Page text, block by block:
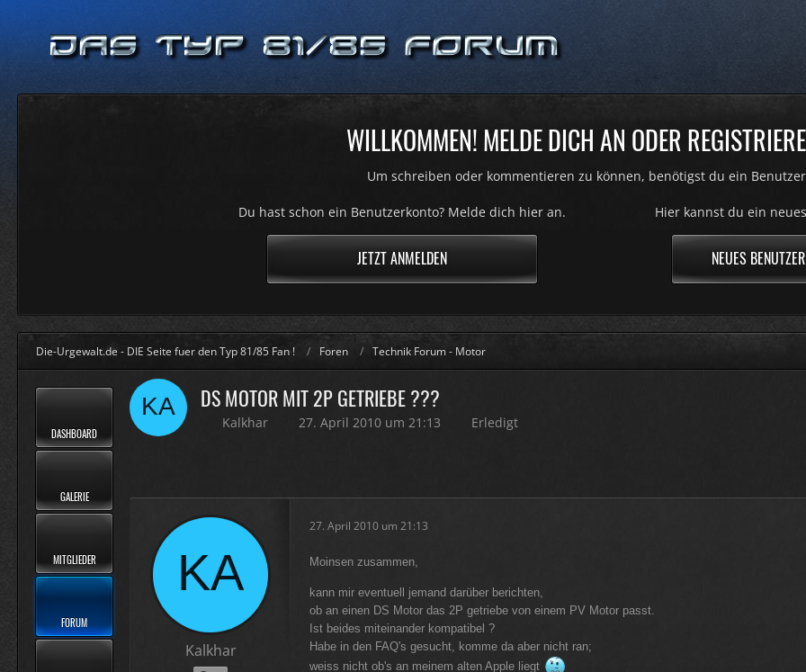
WILLKOMMEN! MELDE DICH AN ODER
Um schreiben oder kommentieren zu können, benötigst du ein
Du hast schon ein Benutzerkonto? Melde dich hier an.
JETZT ANMELDEN
Hier kannst du ein
NEUES
Die-Urgewalt.de - DIE Seite fuer den Typ 81/85 Fan ! Foren Technik Forum - Motor
DASHBOARD
GALERIE
MITGLIEDER
FORUM
DS MOTOR MIT 2P GETRIEBE ???
Kalkhar 27. April 2010 um 21:13 Erledigt
Kalkhar
27. April 2010 um 21:13
Moinsen zusammen,
kann mir eventuell jemand darüber berichten,
ob an einen DS Motor das 2P getriebe von einem PV Motor passt.
Ist beides miteinander kompatibel ?
Habe in den FAQ's gesucht, komme da aber nicht ran;
weiss nicht ob's an meinem alten Apple liegt